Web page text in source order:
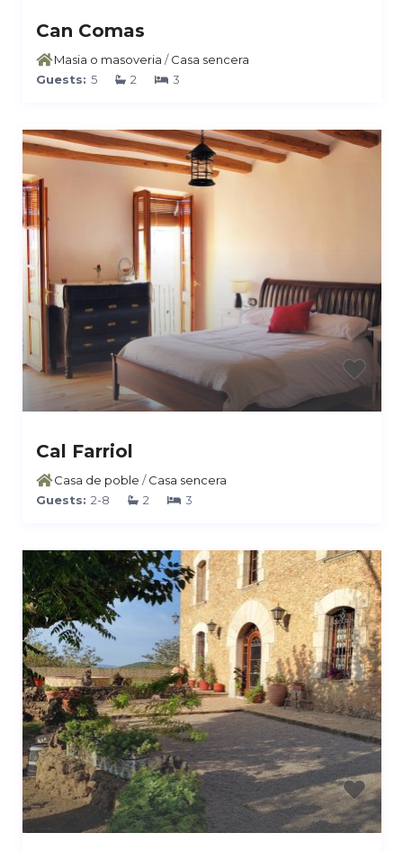
Can Comas
Masia o masoveria /Casa sencera
Guests: 5 2 3
Cal Farriol
Casa de poble /Casa sencera
Guests: 2-8 2 3